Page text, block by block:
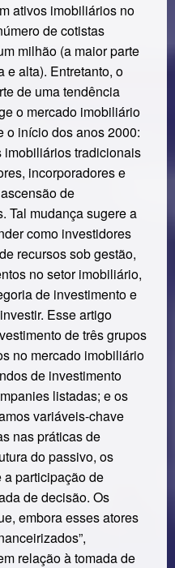
ativos imobiliários no
de cotistas
milhão (a maior parte
e alta). Entretanto, o
de uma tendência
o mercado imobiliário
o início dos anos 2000:
tradicionais
incorporadores e
de
Tal mudança sugere a
como investidores
recursos sob gestão,
no setor imobiliário,
de investimento e
Esse artigo
de três grupos
no mercado imobiliário
de investimento
listadas; e os
variáveis-chave
nas práticas de
do passivo, os
a participação de
de decisão. Os
embora esses atores
relação à tomada de